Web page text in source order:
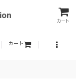
カート
カート